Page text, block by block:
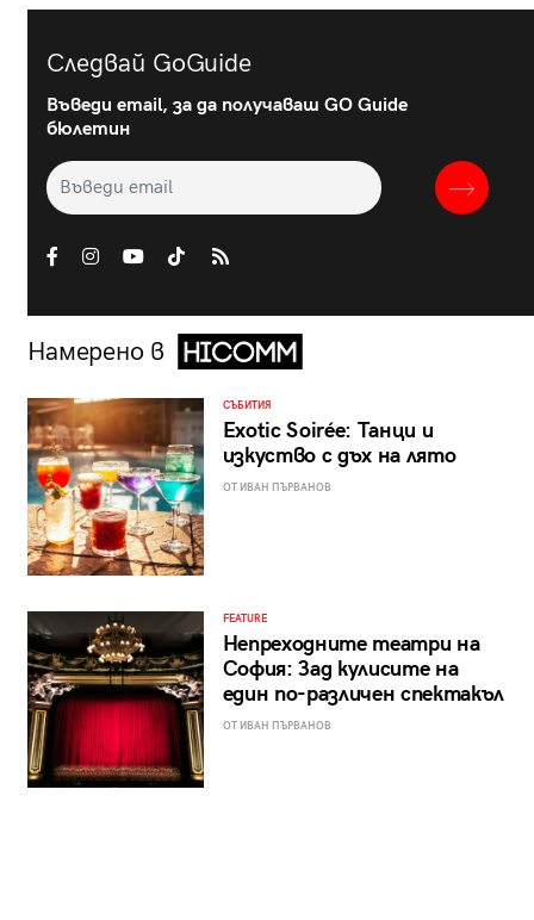
Следвай GoGuide
Въведи email, за да получаваш GO Guide
бюлетин
Намерено в
СЪБИТИЯ
Exotic Soirée: Танци и
изкуство с дъх на лято
ОТ ИВАН ПЪРВАНОВ
FEATURE
Непреходните театри на
София: Зад кулисите на
един по-различен спектакъл
ОТ ИВАН ПЪРВАНОВ